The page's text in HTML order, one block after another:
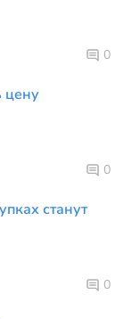
0
цену
0
станут
0